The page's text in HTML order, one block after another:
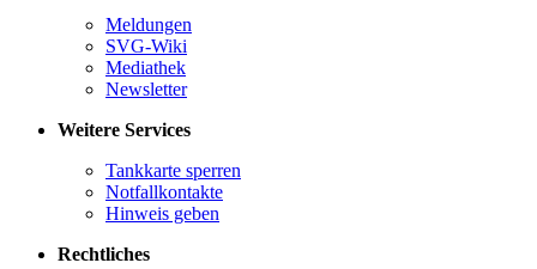
Meldungen
SVG-Wiki
Mediathek
Newsletter
Weitere Services
Tankkarte sperren
Notfallkontakte
Hinweis geben
Rechtliches